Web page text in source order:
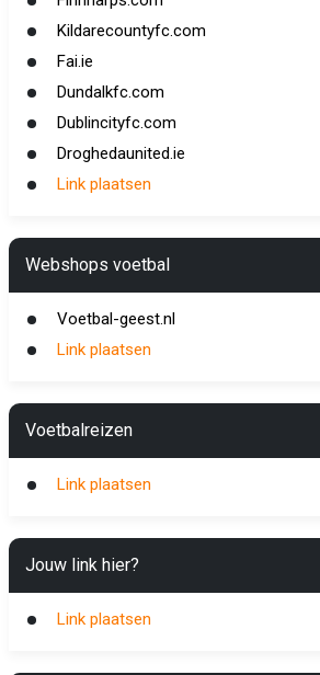
Kildarecountyfc.com
Fai.ie
Dundalkfc.com
Dublincityfc.com
Droghedaunited.ie
Link plaatsen
Webshops voetbal
Voetbal-geest.nl
Link plaatsen
Voetbalreizen
Link plaatsen
Jouw link hier?
Link plaatsen